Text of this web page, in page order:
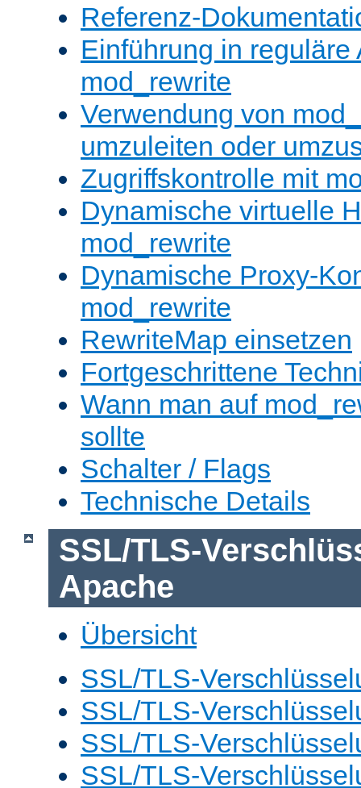
Referenz-
Einführung in reguläre
mod_rewrite
Verwendung von
umzuleiten oder
Zugriffskontrolle mit
Dynamische virtuelle
mod_rewrite
Dynamische Proxy-
mod_rewrite
RewriteMap einsetzen
Fortgeschrittene
Wann man auf
sollte
Schalter / Flags
Technische Details
SSL/TLS-
Apache
Übersicht
SSL/TLS-
SSL/TLS-
SSL/TLS-
SSL/TLS-